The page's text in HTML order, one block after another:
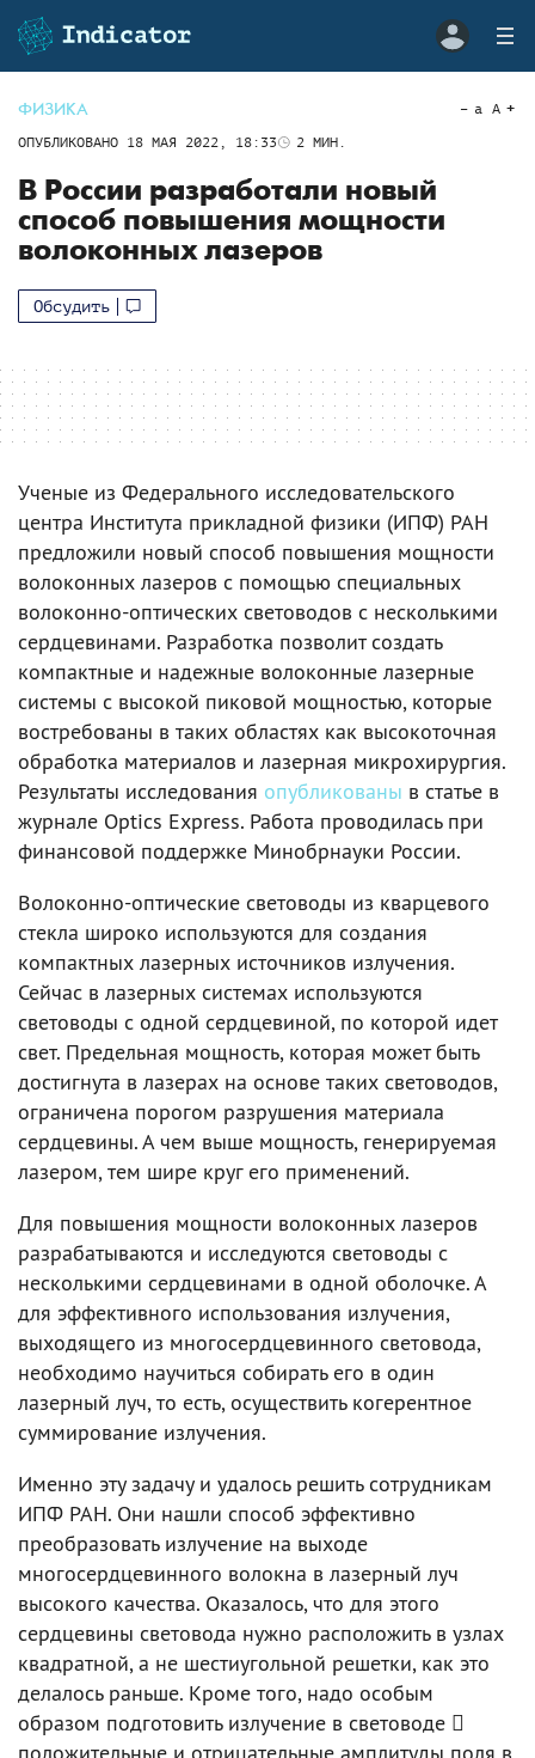
ФИЗИКА
ОПУБЛИКОВАНО 18 МАЯ 2022, 18:33 2 МИН.
a A
В России разработали новый
способ повышения мощности
волоконных лазеров
Обсудить
Ученые из Федерального исследовательского
центра Института прикладной физики (ИПФ) РАН
предложили новый способ повышения мощности
волоконных лазеров с помощью специальных
волоконно-оптических световодов с несколькими
сердцевинами. Разработка позволит создать
компактные и надежные волоконные лазерные
системы с высокой пиковой мощностью, которые
востребованы в таких областях как высокоточная
обработка материалов и лазерная микрохирургия.
Результаты исследования опубликованы в статье в
журнале Optics Express. Работа проводилась при
финансовой поддержке Минобрнауки России.
Волоконно-оптические световоды из кварцевого
стекла широко используются для создания
компактных лазерных источников излучения.
Сейчас в лазерных системах используются
световоды с одной сердцевиной, по которой идет
свет. Предельная мощность, которая может быть
достигнута в лазерах на основе таких световодов,
ограничена порогом разрушения материала
сердцевины. А чем выше мощность, генерируемая
лазером, тем шире круг его применений.
Для повышения мощности волоконных лазеров
разрабатываются и исследуются световоды с
несколькими сердцевинами в одной оболочке. А
для эффективного использования излучения,
выходящего из многосердцевинного световода,
необходимо научиться собирать его в один
лазерный луч, то есть, осуществить когерентное
суммирование излучения.
Именно эту задачу и удалось решить сотрудникам
ИПФ РАН. Они нашли способ эффективно
преобразовать излучение на выходе
многосердцевинного волокна в лазерный луч
высокого качества. Оказалось, что для этого
сердцевины световода нужно расположить в узлах
квадратной, а не шестиугольной решетки, как это
делалось раньше. Кроме того, надо особым
образом подготовить излучение в световоде 